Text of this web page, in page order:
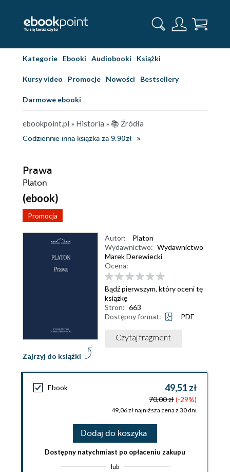
Kategorie Ebooki Audiobooki Książki
Kursy video Promocje Nowości Bestsellery
Darmowe ebooki
ebookpoint.pl » Historia » 📚 Źródła
Codziennie inna książka za 9,90zł
Prawa
Platon
(ebook)
Promocja
Zajrzyj do książki
Autor:
Platon
Wydawnictwo: Wydawnictwo
Marek Derewiecki
Ocena:
Bądź pierwszym, który oceni tę
książkę
Stron: 663
Dostępny format:
PDF
Czytaj fragment
Ebook 49,51 zł
70,00 zł(-29%)
49,06 zł najniższa cena z 30 dni
Dodaj do koszyka
Dostępny natychmiast po opłaceniu zakupu
lub